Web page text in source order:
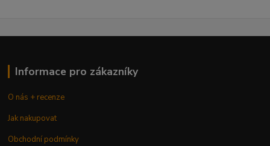
Informace pro zákazníky
O nás + recenze
Jak nakupovat
Obchodní podmínky